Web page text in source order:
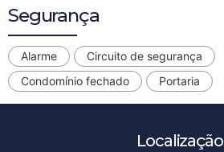
Segurança
Alarme
Circuito de segurança
Condomínio fechado
Portaria
Localização